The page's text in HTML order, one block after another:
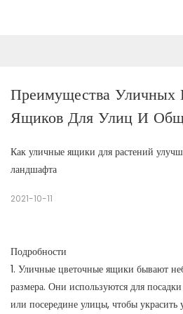
Преимущества Уличных
Ящиков Для Улиц И
Как уличные ящики для растений
ландшафта
2021-10-11
Подробности
1. Уличные цветочные ящики бывают
размера. Они используются для
или посередине улицы, чтобы